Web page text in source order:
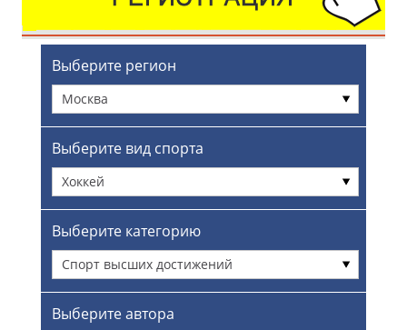
Выберите регион
Москва
Выберите вид спорта
Хоккей
Выберите категорию
Спорт высших достижений
Выберите автора